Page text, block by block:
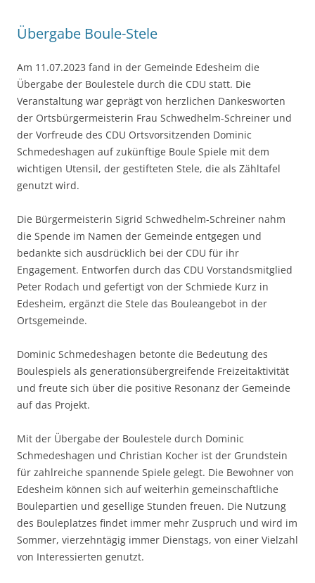
Übergabe Boule-Stele
Am 11.07.2023 fand in der Gemeinde Edesheim die
Übergabe der Boulestele durch die CDU statt. Die
Veranstaltung war geprägt von herzlichen Dankesworten
der Ortsbürgermeisterin Frau Schwedhelm-Schreiner und
der Vorfreude des CDU Ortsvorsitzenden Dominic
Schmedeshagen auf zukünftige Boule Spiele mit dem
wichtigen Utensil, der gestifteten Stele, die als Zähltafel
genutzt wird.
Die Bürgermeisterin Sigrid Schwedhelm-Schreiner nahm
die Spende im Namen der Gemeinde entgegen und
bedankte sich ausdrücklich bei der CDU für ihr
Engagement. Entworfen durch das CDU Vorstandsmitglied
Peter Rodach und gefertigt von der Schmiede Kurz in
Edesheim, ergänzt die Stele das Bouleangebot in der
Ortsgemeinde.
Dominic Schmedeshagen betonte die Bedeutung des
Boulespiels als generationsübergreifende Freizeitaktivität
und freute sich über die positive Resonanz der Gemeinde
auf das Projekt.
Mit der Übergabe der Boulestele durch Dominic
Schmedeshagen und Christian Kocher ist der Grundstein
für zahlreiche spannende Spiele gelegt. Die Bewohner von
Edesheim können sich auf weiterhin gemeinschaftliche
Boulepartien und gesellige Stunden freuen. Die Nutzung
des Bouleplatzes findet immer mehr Zuspruch und wird im
Sommer, vierzehntägig immer Dienstags, von einer Vielzahl
von Interessierten genutzt.